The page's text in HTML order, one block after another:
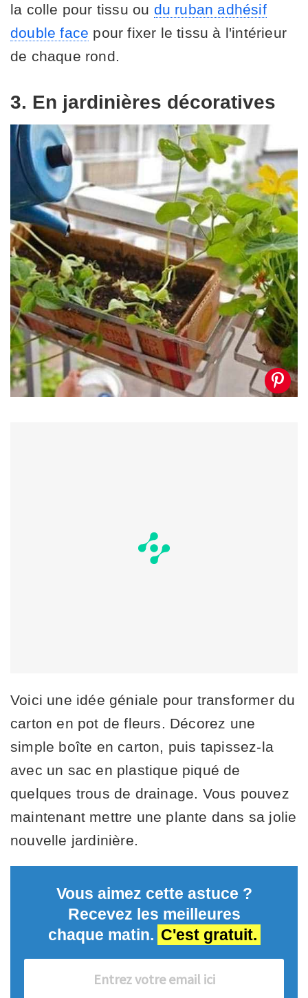
la colle pour tissu ou du ruban adhésif
double face pour fixer le tissu à l'intérieur
de chaque rond.
3. En jardinières décoratives
Voici une idée géniale pour transformer du
carton en pot de fleurs. Décorez une
simple boîte en carton, puis tapissez-la
avec un sac en plastique piqué de
quelques trous de drainage. Vous pouvez
maintenant mettre une plante dans sa jolie
nouvelle jardinière.
Vous aimez cette astuce ?
Recevez les meilleures
chaque matin. C'est gratuit.